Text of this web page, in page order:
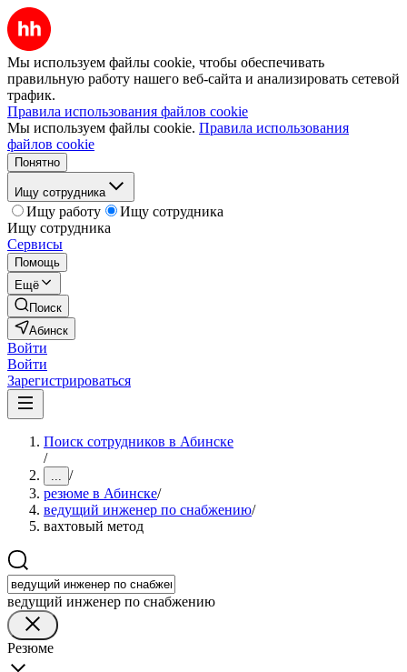
Мы используем файлы cookie, чтобы обеспечивать
правильную работу нашего веб-сайта и анализировать сетевой
трафик.
Правила использования файлов cookie
Мы используем файлы cookie. Правила использования
файлов cookie
Понятно
Ищу сотрудника
Ищу работу
Ищу сотрудника
Ищу сотрудника
Сервисы
Помощь
Ещё
Поиск
Абинск
Войти
Войти
Зарегистрироваться
Поиск сотрудников в Абинске
/
... /
резюме в Абинске/
ведущий инженер по снабжению/
вахтовый метод
ведущий инженер по снабжению
Резюме